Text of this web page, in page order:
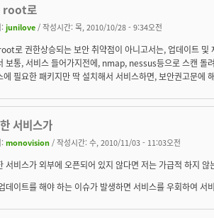
root로
junilove / 작성시간: 목, 2010/10/28 - 9:34오전
로 권한상승되는 보안 취약점이 아니고서는, 업데이트 및
보통, 서비스 들어가지전에, nmap, nessus등으로 스캔 돌
에 필요한 패키지만 딱 설치해서 서비스하면, 보안권고문에
서비스가
monovision / 작성시간: 수, 2010/11/03 - 11:03오전
서비스가 외부에 오픈되어 있지 않다면 저는 가급적 하지 않
데이트를 해야 하는 이슈가 발생하면 서비스를 우회하여 서